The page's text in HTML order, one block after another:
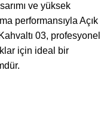
ve yüksek
performansıyla Açık
03, profesyonel
için ideal bir